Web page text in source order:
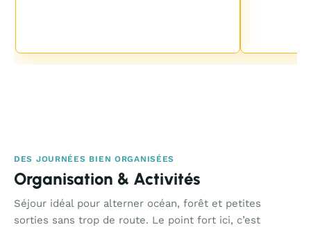
DES JOURNÉES BIEN ORGANISÉES
Organisation & Activités
Séjour idéal pour alterner océan, forêt et petites
sorties sans trop de route. Le point fort ici, c’est